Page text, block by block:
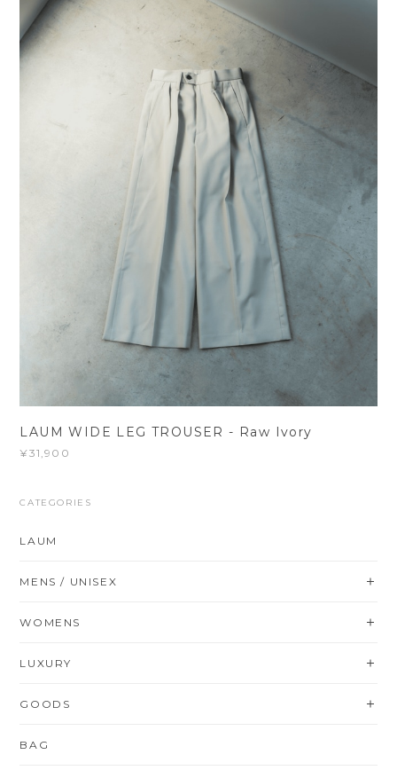
LAUM WIDE LEG TROUSER - Raw Ivory
¥31,900
CATEGORIES
LAUM
MENS / UNISEX
WOMENS
LUXURY
GOODS
BAG